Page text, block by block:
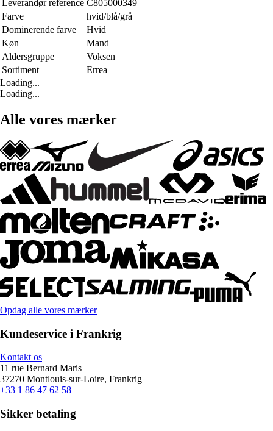
Leverandør reference C805000349
Farve
hvid/blå/grå
Dominerende farve
Hvid
Køn
Mand
Aldersgruppe
Voksen
Sortiment
Errea
Loading...
Loading...
Alle vores mærker
Opdag alle vores mærker
Kundeservice i Frankrig
Kontakt os
11 rue Bernard Maris
37270 Montlouis-sur-Loire, Frankrig
+33 1 86 47 62 58
Sikker betaling